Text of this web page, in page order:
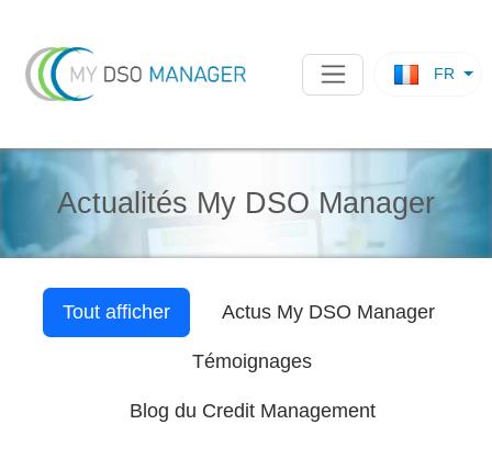
FR
Actualités My DSO Manager
Tout afficher Actus My DSO Manager
Témoignages
Blog du Credit Management